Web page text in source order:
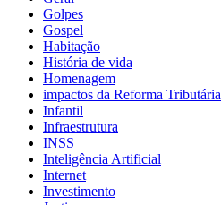
Golpes
Gospel
Habitação
História de vida
Homenagem
impactos da Reforma Tributária
Infantil
Infraestrutura
INSS
Inteligência Artificial
Internet
Investimento